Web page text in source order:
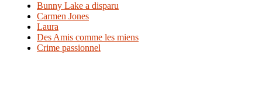
Bunny Lake a disparu
Carmen Jones
Laura
Des Amis comme les miens
Crime passionnel